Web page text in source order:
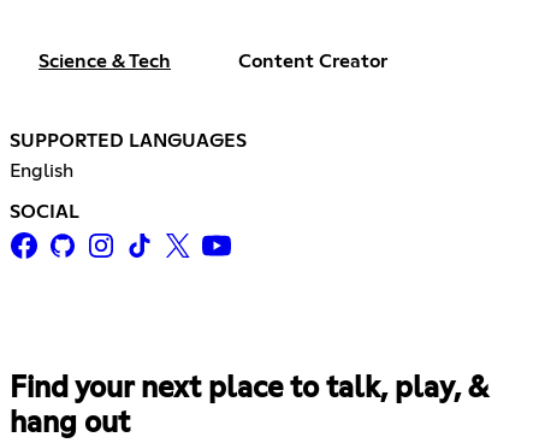
Science & Tech Content Creator
SUPPORTED LANGUAGES
English
SOCIAL
Find your next place to talk, play, &
hang out